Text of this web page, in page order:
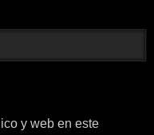
y web en este